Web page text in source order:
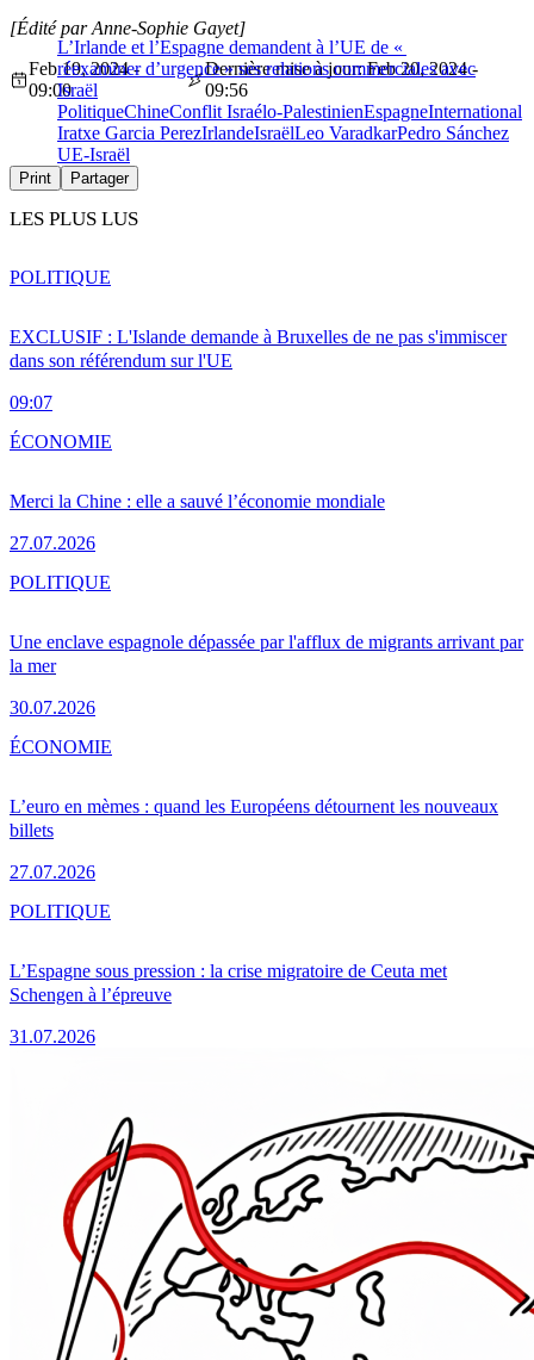
L’Irlande et l’Espagne demandent à l’UE de «
réexaminer d’urgence » ses relations commerciales avec
Israël
[Édité par Anne-Sophie Gayet]
Feb 19, 2024 -
09:00
Dernière mise à jour: Feb 20, 2024 -
09:56
PolitiqueChineConflit Israélo-PalestinienEspagneInternational
Iratxe Garcia PerezIrlandeIsraëlLeo VaradkarPedro Sánchez
UE-Israël
Print Partager
LES PLUS LUS
EXCLUSIF : L'Islande demande à Bruxelles de ne pas s'immiscer
dans son référendum sur l'UE
09:07
POLITIQUE
Merci la Chine : elle a sauvé l’économie mondiale
27.07.2026
ÉCONOMIE
Une enclave espagnole dépassée par l'afflux de migrants arrivant par
la mer
30.07.2026
POLITIQUE
L’euro en mèmes : quand les Européens détournent les nouveaux
billets
27.07.2026
ÉCONOMIE
L’Espagne sous pression : la crise migratoire de Ceuta met
Schengen à l’épreuve
31.07.2026
POLITIQUE